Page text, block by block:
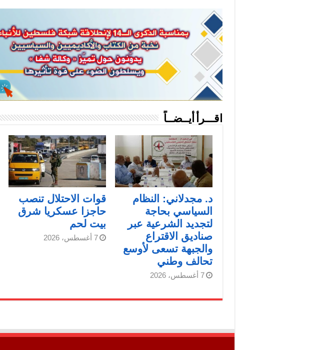
اقـــرأ أيــضــاً
د. مجدلاني: النظام
السياسي بحاجة
لتجديد الشرعية عبر
صناديق الاقتراع
والجبهة تسعى لأوسع
تحالف وطني
7 أغسطس، 2026
قوات الاحتلال تنصب
حاجزا عسكريا شرق
بيت لحم
7 أغسطس، 2026